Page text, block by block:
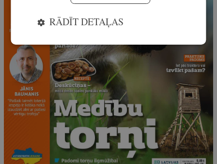
RĀDĪT DETAĻAS